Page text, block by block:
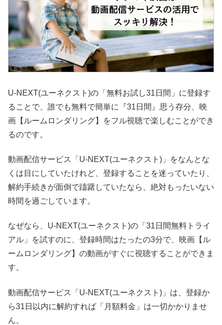
U-NEXT(ユーネクスト)の「無料お試し31日間」に登録す
ることで、誰でも無料で簡単に『31日間』思う存分、映
画【ルームロンダリング】をフル視聴で楽しむことができ
るのです。
動画配信サービス「U-NEXT(ユーネクスト)」をなんとな
くは目にしていたけれど、登録することを迷っていたり、
解約手続きが面倒で躊躇していたなら、絶対もったいない
時間を過ごしています。
なぜなら、U-NEXT(ユーネクスト)の「31日間無料トライ
アル」を試すのに、登録時間はたったの3分で、映画【ル
ームロンダリング】の動画がすぐに視聴することができま
す。
動画配信サービス「U-NEXT(ユーネクスト)」は、登録か
ら31日以内に解約すれば「月額料金」は一切かかりませ
ん。